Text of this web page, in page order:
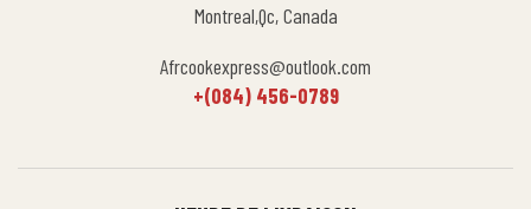
Montreal,Qc, Canada
Afrcookexpress@outlook.com
+(084) 456-0789